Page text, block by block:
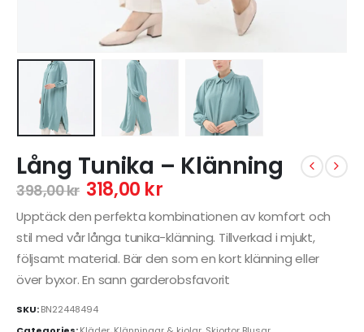
Lång Tunika – Klänning
398,00kr 318,00 kr
Upptäck den perfekta kombinationen av komfort och
stil med vår långa tunika-klänning. Tillverkad i mjukt,
följsamt material. Bär den som en kort klänning eller
över byxor. En sann garderobsfavorit
SKU:BN22448494